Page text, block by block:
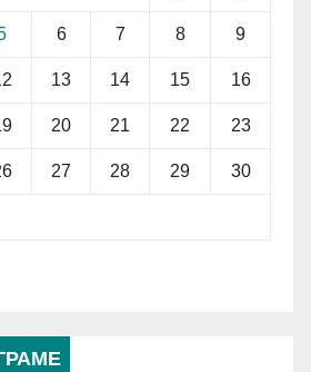
6 7 8 9
13 14 15 16
20 21 22 23
27 28 29 30